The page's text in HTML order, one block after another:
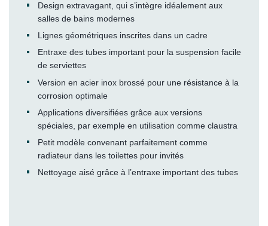
Design extravagant, qui s’intègre idéalement aux
salles de bains modernes
Lignes géométriques inscrites dans un cadre
Entraxe des tubes important pour la suspension facile
de serviettes
Version en acier inox brossé pour une résistance à la
corrosion optimale
Applications diversifiées grâce aux versions
spéciales, par exemple en utilisation comme claustra
Petit modèle convenant parfaitement comme
radiateur dans les toilettes pour invités
Nettoyage aisé grâce à l’entraxe important des tubes